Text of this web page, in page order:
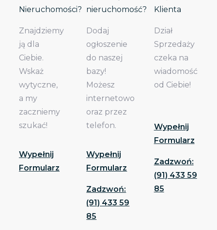
Nieruchomości?
Znajdziemy
ją dla
Ciebie.
Wskaż
wytyczne,
a my
zaczniemy
szukać!
Wypełnij
Formularz
nieruchomość?
Dodaj
ogłoszenie
do naszej
bazy!
Możesz
internetowo
oraz przez
telefon.
Wypełnij
Formularz
Zadzwoń:
(91) 433 59
85
Klienta
Dział
Sprzedaży
czeka na
wiadomość
od Ciebie!
Wypełnij
Formularz
Zadzwoń:
(91) 433 59
85